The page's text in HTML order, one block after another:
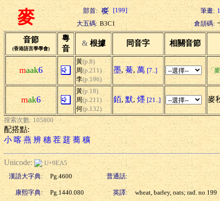
麥 部首: [199] 筆畫:
大五碼: B3C1 倉頡碼:
音節
(香港語言學學會)
粵
音
& 根據 同音字 相關音節
maak6
黃(p.8)
周(p.211)
李(p.196)
墨, 驀, 萬 [7..] 「
mak6
黃(p.18)
周(p.211)
何(p.132)
銆, 默, 爅 [21..] 麥
搜索次數: 105800
配搭點:
小 喀 燕 辨 穗 茬 莛 蕎 穬
Unicode:
U+9EA5
漢語大字典:
Pg.4600 普通話:
康熙字典: Pg.1440.080 英譯: wheat, barley, oats; rad. no 199